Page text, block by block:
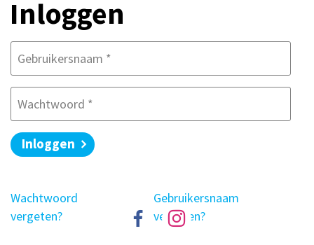
Inloggen
Gebruikersnaam *
Wachtwoord *
Inloggen
Wachtwoord
vergeten?
Gebruikersnaam
vergeten?